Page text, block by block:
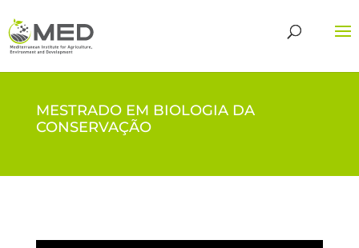
MESTRADO EM BIOLOGIA DA
CONSERVAÇÃO